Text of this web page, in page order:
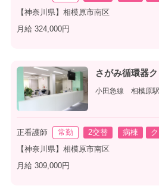
【神奈川県】相模原市南区
月給 324,000円
さがみ循環器
小田急線 相模原
正看護師 常勤 2交替 病棟
【神奈川県】相模原市南区
月給 309,000円